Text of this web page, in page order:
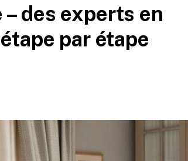
des experts en
par étape